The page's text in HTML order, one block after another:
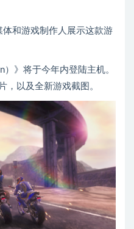
体和游戏制作人展示这款游
）》将于今年内登陆主机。
，以及全新游戏截图。